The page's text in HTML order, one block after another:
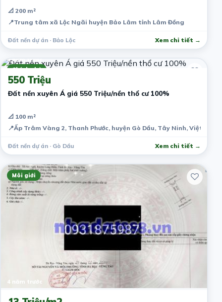
📐 200 m²
📍Trung tâm xã Lộc Ngãi huyện Bảo Lâm tỉnh Lâm Đồng
Đất nền dự án · Bảo Lộc Xem chi tiết →
Chính chủ
4 năm trước
550 Triệu
Đất nền xuyên Á giá 550 Triệu/nền thổ cư 100%
📐 100 m²
📍Ấp Trâm Vàng 2, Thanh Phước, huyện Gò Dầu, Tây Ninh, Việt Nam
Đất nền dự án · Gò Dầu Xem chi tiết →
Môi giới
4 năm trước